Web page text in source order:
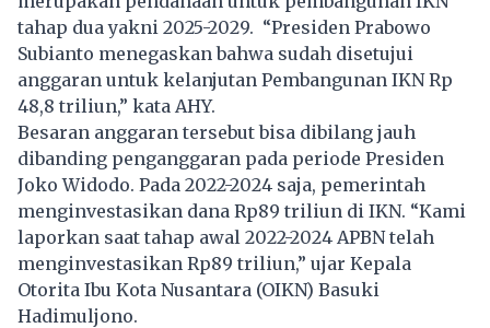
tahap dua yakni 2025-2029. “Presiden Prabowo
Subianto menegaskan bahwa sudah disetujui
anggaran untuk kelanjutan Pembangunan IKN Rp
48,8 triliun,” kata AHY.
Besaran anggaran tersebut bisa dibilang jauh
dibanding penganggaran pada periode Presiden
Joko Widodo. Pada 2022-2024 saja, pemerintah
menginvestasikan dana Rp89 triliun di IKN. “Kami
laporkan saat tahap awal 2022-2024 APBN telah
menginvestasikan Rp89 triliun,” ujar Kepala
Otorita Ibu Kota Nusantara (OIKN) Basuki
Hadimuljono.